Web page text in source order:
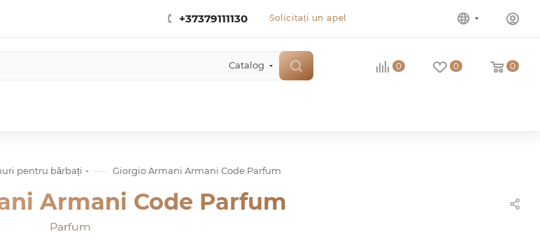
+37379111130 Solicitați un apel
Catalog 0 0 0
pentru bărbați — Giorgio Armani Armani Code Parfum
Armani Code Parfum
Parfum